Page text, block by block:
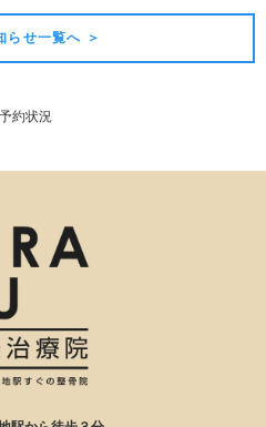
らせ一覧へ ＞
約状況